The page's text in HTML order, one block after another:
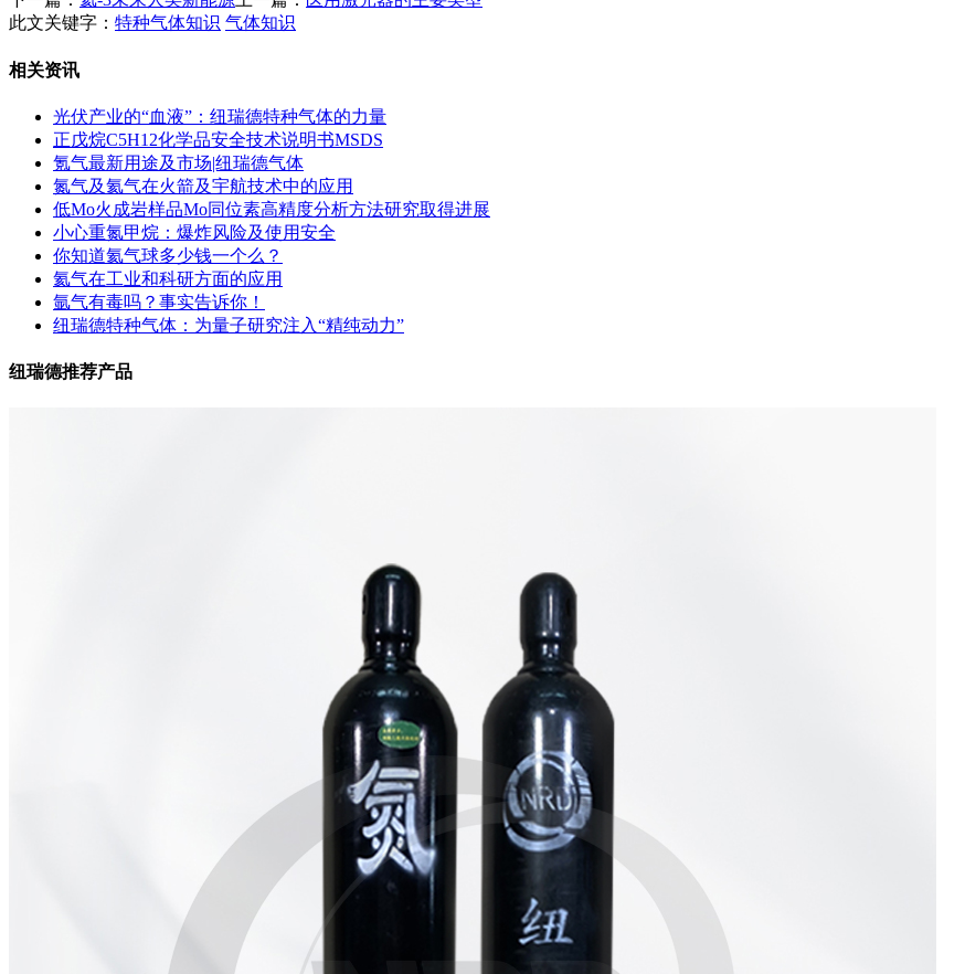
此文关键字： 特种气体知识 气体知识
相关资讯
光伏产业的“血液”：纽瑞德特种气体的力量
正戊烷C5H12化学品安全技术说明书MSDS
氪气最新用途及市场|纽瑞德气体
氮气及氦气在火箭及宇航技术中的应用
低Mo火成岩样品Mo同位素高精度分析方法研究取得进展
小心重氮甲烷：爆炸风险及使用安全
你知道氦气球多少钱一个么？
氦气在工业和科研方面的应用
氩气有毒吗？事实告诉你！
纽瑞德特种气体：为量子研究注入“精纯动力”
纽瑞德推荐产品